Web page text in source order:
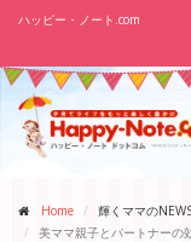
ハッピー・ノート.com
Home
輝くママの
美ママ親子とパートナーの